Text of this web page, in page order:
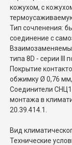
кожухом, с
Тип сочленения:
соединение с
типа 8D - серии III
Покрытие
обжимку Ø 0,76
Соединители
монтажа в
20.39.414.1.
Вид
Технические